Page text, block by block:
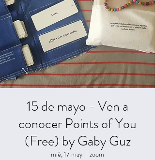
15 de mayo - Ven a
conocer Points of You
(Free) by Gaby Guz
mié, 17 may
  |
zoom